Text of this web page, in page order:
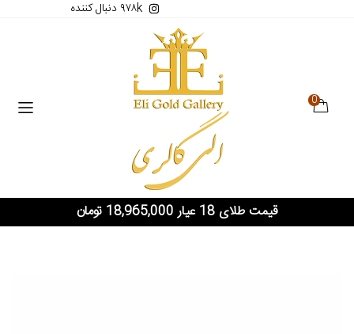
۹۷۸k دنبال کننده
0
قیمت طلای 18 عیار 18,965,000 تومان